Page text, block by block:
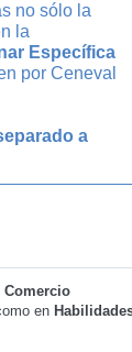
no sólo la
la
Específica
por Ceneval
a
Comercio
en